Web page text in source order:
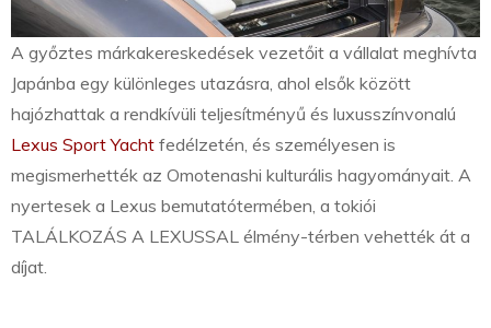
A győztes márkakereskedések vezetőit a vállalat meghívta
Japánba egy különleges utazásra, ahol elsők között
hajózhattak a rendkívüli teljesítményű és luxusszínvonalú
Lexus Sport Yacht fedélzetén, és személyesen is
megismerhették az Omotenashi kulturális hagyományait. A
nyertesek a Lexus bemutatótermében, a tokiói
TALÁLKOZÁS A LEXUSSAL élmény-térben vehették át a
díjat.